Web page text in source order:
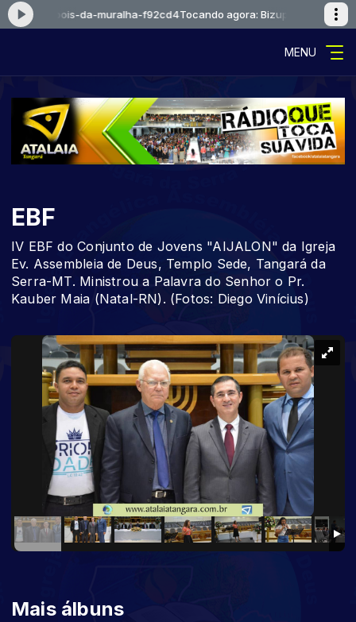
depois-da-muralha-f92cd4Tocando agora: Bizupentecostal-
MENU
EBF
IV EBF do Conjunto de Jovens "AIJALON" da Igreja
Ev. Assembleia de Deus, Templo Sede, Tangará da
Serra-MT. Ministrou a Palavra do Senhor o Pr.
Kauber Maia (Natal-RN). (Fotos: Diego Vinícius)
Mais álbuns